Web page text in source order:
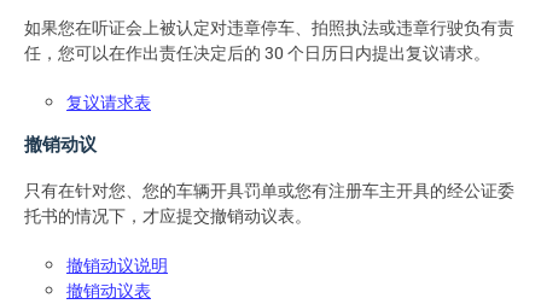
如果您在听证会上被认定对违章停车、拍照执法或违章行驶负有责
任，您可以在作出责任决定后的 30 个日历日内提出复议请求。
复议请求表
撤销动议
只有在针对您、您的车辆开具罚单或您有注册车主开具的经公证委
托书的情况下，才应提交撤销动议表。
撤销动议说明
撤销动议表